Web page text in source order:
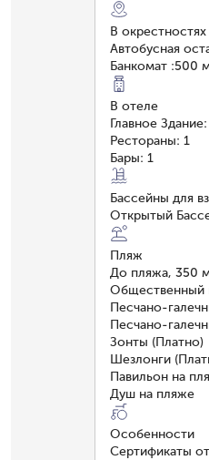
В окрестностях
Автобусная
Банкомат :500
В отеле
Главное
Рестораны: 1
Бары: 1
Бассейны для
Открытый
Пляж
До пляжа, 350
Общественный
Песчано-
Песчано-
Зонты (Платно)
Шезлонги
Павильон на
Душ на пляже
Особенности
Сертификаты